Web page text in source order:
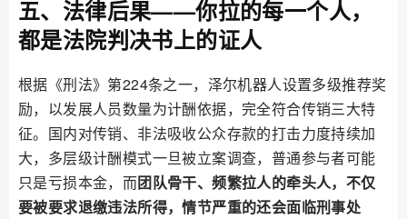
五、法律后果——你拉的每一个人，
都是法院判决书上的证人
根据《刑法》第224条之一，泽尔机器人设置多级推荐奖
励，以发展人员数量为计酬依据，完全符合传销三大特
征。国内对传销、非法吸收公众存款的打击力度持续加
大，多层级计酬模式一旦被立案调查，普通参与者可能
只是亏损本金，而团队骨干、频繁拉人的牵头人，不仅
要被要求退缴违法所得，情节严重的还会面临刑事处